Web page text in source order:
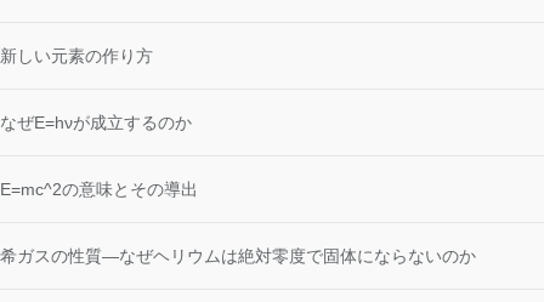
新しい元素の作り方
なぜE=hνが成立するのか
E=mc^2の意味とその導出
希ガスの性質―なぜヘリウムは絶対零度で固体にならないのか